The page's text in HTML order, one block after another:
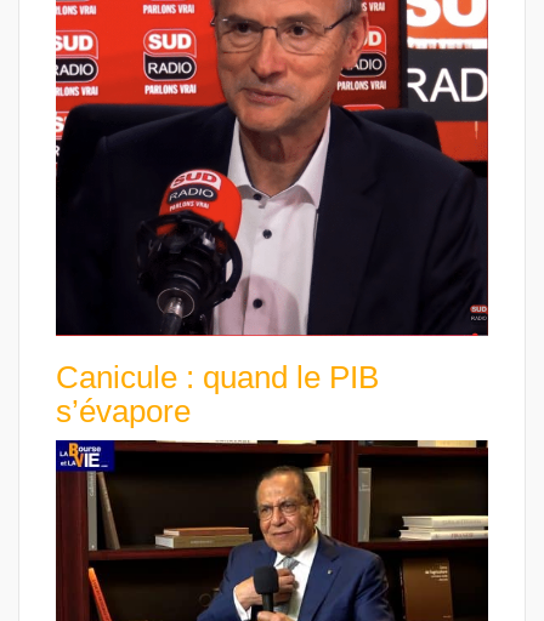
Canicule : quand le PIB
s’évapore